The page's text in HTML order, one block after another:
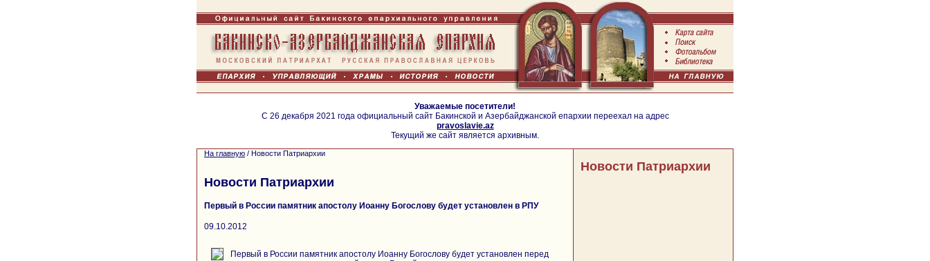
Уважаемые посетители!
С 26 декабря 2021 года официальный сайт Бакинской и Азербайджанской епархии переехал на адрес
pravoslavie.az
Текущий же сайт является архивным.
На главную / Новости Патриархии
Новости Патриархии
Первый в России памятник апостолу Иоанну Богослову будет установлен в РПУ
09.10.2012
Первый в России памятник апостолу Иоанну Богослову будет установлен перед
Новости Патриархии